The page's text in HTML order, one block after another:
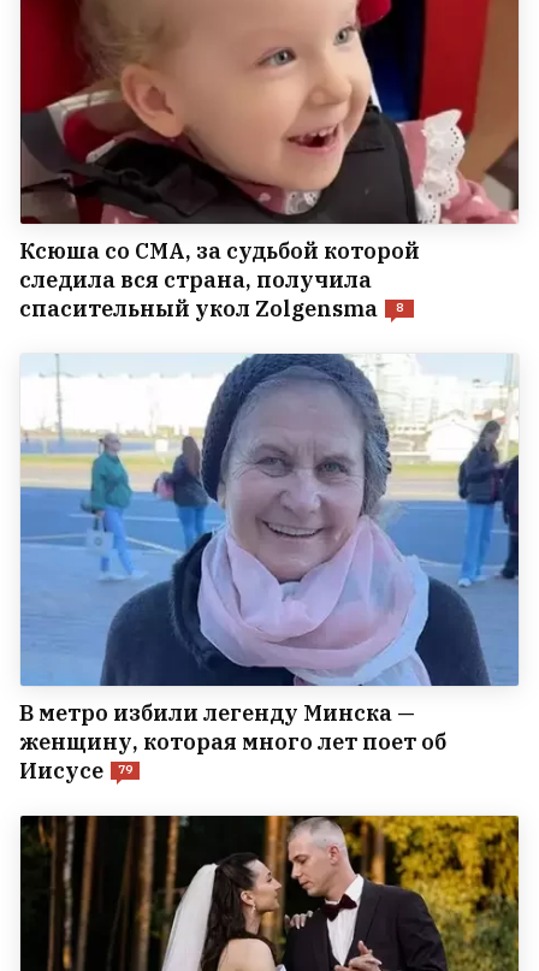
Ксюша со СМА, за судьбой которой
следила вся страна, получила
спасительный укол Zolgensma
8
В метро избили легенду Минска —
женщину, которая много лет поет об
Иисусе
79